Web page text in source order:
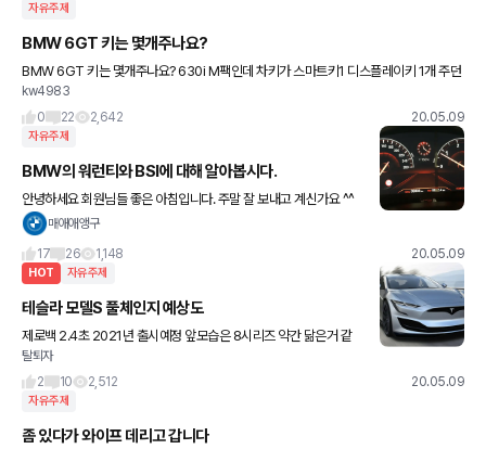
자유주제
BMW 6GT 키는 몇개주나요?
BMW 6GT 키는 몇개주나요? 630i M팩인데 차키가 스마트키1 디스플레이키 1개 주던
데요. 그런데 출고겅사할때 기어봉에 쇠로됀 키가 묶여있던데 그건 안주는 건가요? 궁금
해서 ㅡ
kw4983
0
22 2,642 20.05.09
자유주제
BMW의 워런티와 BSI에 대해 알아봅시다.
안녕하세요 회원님들 좋은 아침입니다. 주말 잘 보내고 계신가요 ^^
오늘은 유용한 정보글 하나 올려보려 합니다. 바로 BMW의 워런티
매애애앵구
17
26 1,148 20.05.09
HOT 자유주제
테슬라 모델S 풀체인지 예상도
제로백 2.4초 2021년 출시예정 앞모습은 8시리즈 약간 닮은거 같
네요
탈퇴자
2
10 2,512 20.05.09
자유주제
좀 있다가 와이프 데리고 갑니다